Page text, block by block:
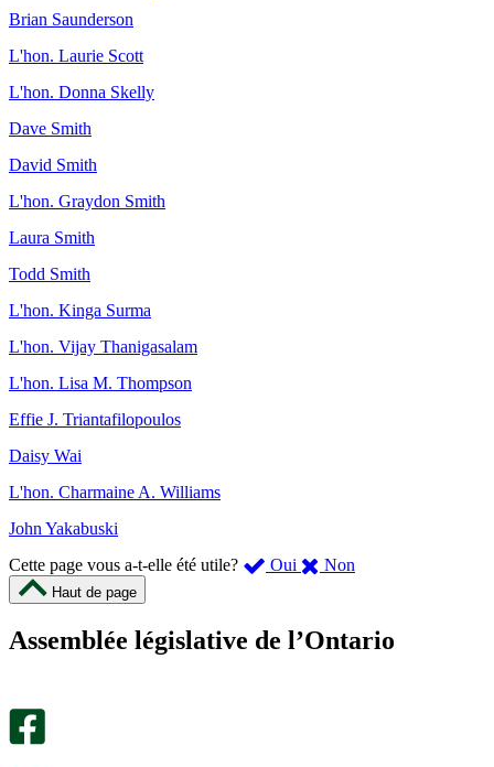
Brian Saunderson
L'hon. Laurie Scott
L'hon. Donna Skelly
Dave Smith
David Smith
L'hon. Graydon Smith
Laura Smith
Todd Smith
L'hon. Kinga Surma
L'hon. Vijay Thanigasalam
L'hon. Lisa M. Thompson
Effie J. Triantafilopoulos
Daisy Wai
L'hon. Charmaine A. Williams
John Yakabuski
Cette page vous a-t-elle été utile?
Oui ,
été
Non
m’a
Haut de page
Assemblée législative de l’Ontario